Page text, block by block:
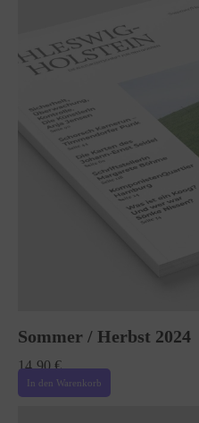
Sommer / Herbst 2024
14,90€
In den Warenkorb